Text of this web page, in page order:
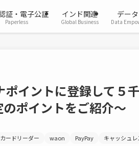
証・電子公証
Paperless
インド関連
Global Business
デー
Data
イントに登録して５
ポイントをご紹介～
ードリーダー waon PayPay キャッシュ